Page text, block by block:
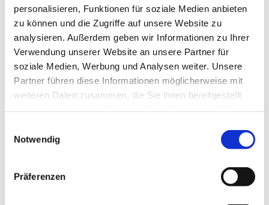
personalisieren, Funktionen für soziale Medien anbieten
zu können und die Zugriffe auf unsere Website zu
analysieren. Außerdem geben wir Informationen zu Ihrer
Verwendung unserer Website an unsere Partner für
soziale Medien, Werbung und Analysen weiter. Unsere
Partner führen diese Informationen möglicherweise mit
weiteren Daten zusammen, die Sie ihnen bereitgestellt
Notwendig
PräferenzenDies könnte Sie auch